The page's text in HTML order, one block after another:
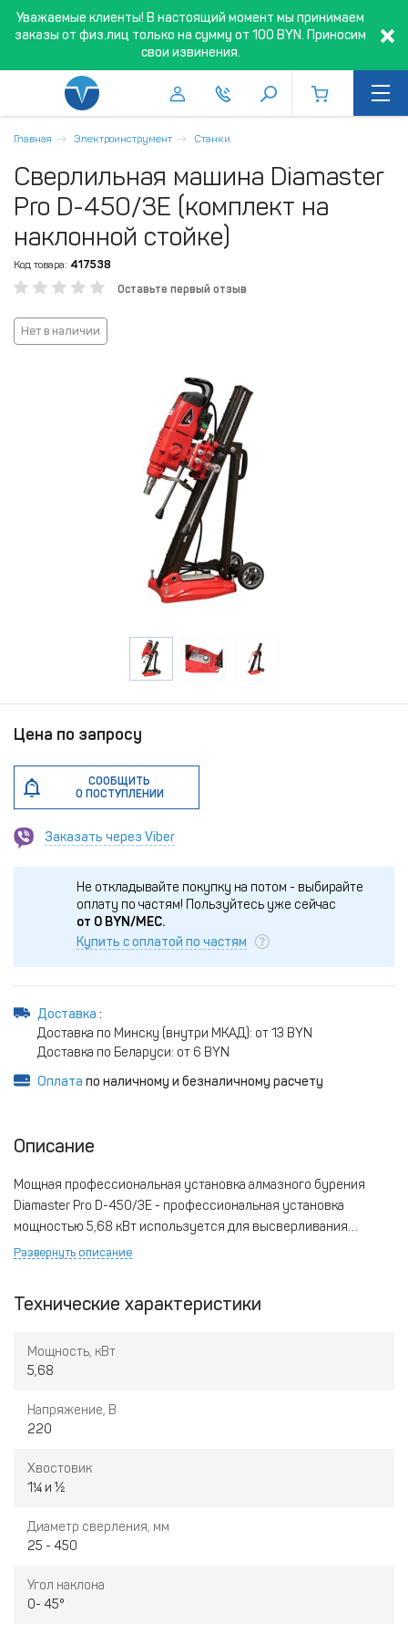
Уважаемые клиенты! В настоящий момент мы принимаем
заказы от физ.лиц только на сумму от 100 BYN. Приносим
свои извинения.
Главная Электроинструмент Станки
Сверлильная машина Diamaster
Pro D-450/3E (комплект на
наклонной стойке)
Код товара: 417538
Оставьте первый отзыв
Нет в наличии
Цена по запросу
СООБЩИТЬ
О ПОСТУПЛЕНИИ
Заказать через Viber
Не откладывайте покупку на потом - выбирайте
оплату по частям! Пользуйтесь уже сейчас
от 0 BYN/МЕС.
Купить с оплатой по частям
Доставка :
Доставка по Минску (внутри МКАД): от 13 BYN
Доставка по Беларуси: от 6 BYN
Оплата по наличному и безналичному расчету
Описание
Мощная профессиональная установка алмазного бурения
Diamaster Pro D-450/3E - профессиональная установка
мощностью 5,68 кВт используется для высверливания
отверстий в кирпичной кладке, бетонной, а также
отопления, электропроводки и т.д.
Развернуть описание
Технические характеристики
Мощность, кВт
5,68
Напряжение, В
220
Хвостовик
1¼ и ½
Диаметр сверления, мм
25 - 450
Угол наклона
0- 45°